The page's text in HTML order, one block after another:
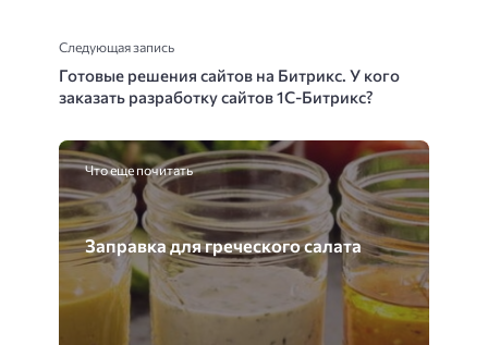
Следующая запись
Готовые решения сайтов на Битрикс. У кого
заказать разработку сайтов 1С-Битрикс?
Что еще почитать
Заправка для греческого салата